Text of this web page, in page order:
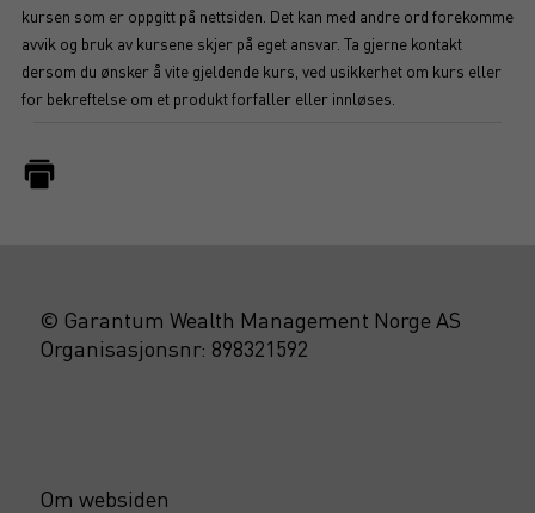
kursen som er oppgitt på nettsiden. Det kan med andre ord forekomme
avvik og bruk av kursene skjer på eget ansvar. Ta gjerne kontakt
dersom du ønsker å vite gjeldende kurs, ved usikkerhet om kurs eller
for bekreftelse om et produkt forfaller eller innløses.
© Garantum Wealth Management Norge AS
Organisasjonsnr: 898321592
Om websiden